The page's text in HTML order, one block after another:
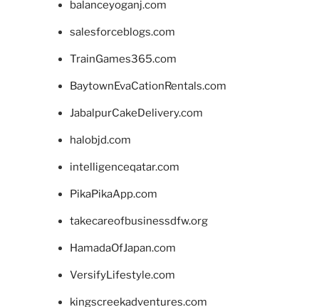
balanceyoganj.com
salesforceblogs.com
TrainGames365.com
BaytownEvaCationRentals.com
JabalpurCakeDelivery.com
halobjd.com
intelligenceqatar.com
PikaPikaApp.com
takecareofbusinessdfw.org
HamadaOfJapan.com
VersifyLifestyle.com
kingscreekadventures.com